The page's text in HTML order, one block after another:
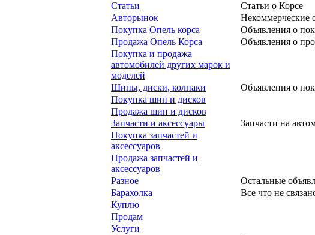
Статьи
Статьи о Корсе
Авторынок
Некоммерческие
Покупка Опель корса
Объявления о
Продажа Опель Корса
Объявления о
Покупка и продажа
автомобилей других марок и
моделей
Шины, диски, колпаки Объявления о
Покупка шин и дисков
Продажа шин и дисков
Запчасти и аксессуары
Запчасти на
Покупка запчастей и
аксессуаров
Продажа запчастей и
аксессуаров
Разное
Остальные
Барахолка
Все что не
Куплю
Продам
Услуги